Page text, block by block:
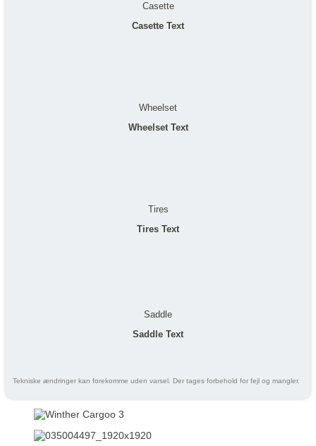
Casette
Casette Text
Wheelset
Wheelset Text
Tires
Tires Text
Saddle
Saddle Text
Tekniske ændringer kan forekomme uden varsel. Der tages forbehold for fejl og mangler.